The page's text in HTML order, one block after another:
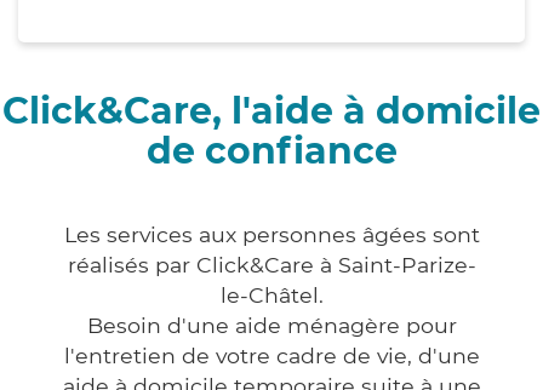
Click&Care, l'aide à domicile
de confiance
Les services aux personnes âgées sont
réalisés par Click&Care à Saint-Parize-
le-Châtel.
Besoin d'une aide ménagère pour
l'entretien de votre cadre de vie, d'une